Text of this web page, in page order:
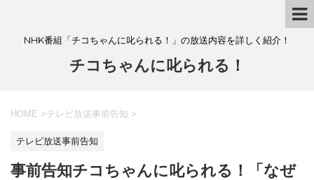
NHK番組「チコちゃんに叱られる！」の放送内容を詳しく紹介！
チコちゃんに叱られる！
HOME >テレビ放送事前告知 >
テレビ放送事前告知
事前告知チコちゃんに叱られる！「なぜ